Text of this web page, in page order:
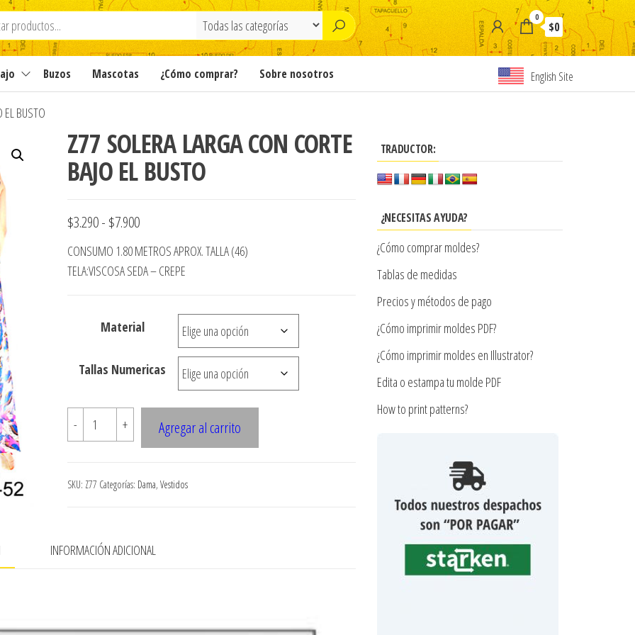
0
$0
Buzos Mascotas ¿Cómo comprar? Sobre nosotros English Site
EL BUSTO
Z77 SOLERA LARGA CON CORTE
BAJO EL BUSTO
$3.290- $7.900Rango
de
precios:
hasta
$7.900
CONSUMO 1.80 METROS APROX. TALLA (46)
TELA:VISCOSA SEDA – CREPE
Material
Tallas Numericas
-
Z77
SOLERA
CON
CORTE
BUSTO
+ Agregar al carrito
SKU: Z77 Categorías: Dama, Vestidos
INFORMACIÓN ADICIONAL
TRADUCTOR:
¿NECESITAS AYUDA?
¿Cómo comprar moldes?
Tablas de medidas
Precios y métodos de pago
¿Cómo imprimir moldes PDF?
¿Cómo imprimir moldes en Illustrator?
Edita o estampa tu molde PDF
How to print patterns?